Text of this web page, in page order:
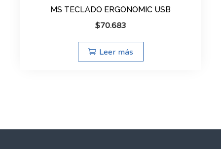
MS TECLADO ERGONOMIC USB
$70.683
Leer más